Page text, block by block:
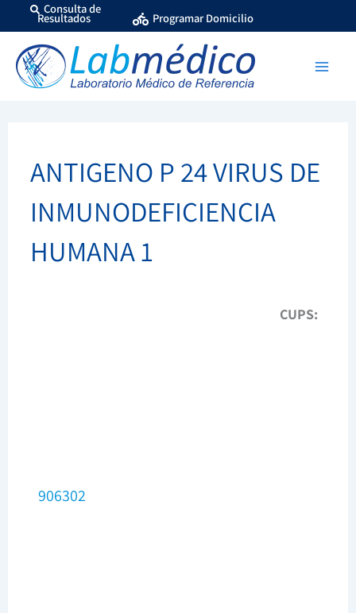
al
contenido
Consulta de
Resultados Programar Domicilio
ANTIGENO P 24 VIRUS DE
INMUNODEFICIENCIA
HUMANA 1
CUPS:
906302